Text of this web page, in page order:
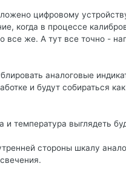
цифровому
когда в процессе
все же. А тут все точно -
аналоговые
и будут собираться
и температура выглядеть
стороны шкалу